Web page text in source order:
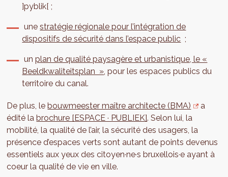
]pyblik[ ;
unestratégie régionale pour l’intégration de
dispositifs de sécurité dans l’espace public ;
unplan de qualité paysagère et urbanistique, le «
Beeldkwaliteitsplan », pour les espaces publics du
territoire du canal.
De plus, le bouwmeester maître architecte (BMA)
a
édité la brochure [ESPACE · PUBLIEK]. Selon lui, la
mobilité, la qualité de l’air, la sécurité des usagers, la
présence d’espaces verts sont autant de points devenus
essentiels aux yeux des citoyen·ne·s bruxellois·e ayant à
coeur la qualité de vie en ville.